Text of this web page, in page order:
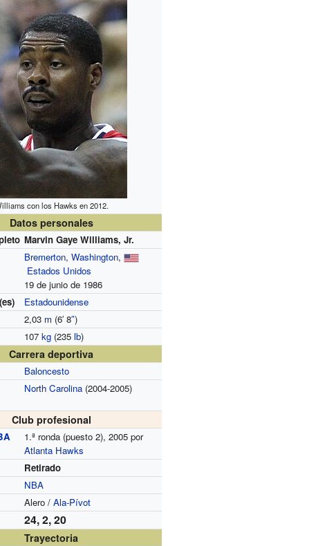
con los Hawks en 2012.
Datos personales
Marvin Gaye Williams, Jr.
Bremerton,Washington,
Estados Unidos
19 de junio de 1986
Estadounidense
2,03 m (6′ 8″)
107kg (235lb)
Carrera deportiva
Baloncesto
North Carolina (2004-2005)
Club profesional
1.ª ronda (puesto 2), 2005 por
Atlanta Hawks
Retirado
NBA
Alero /Ala-Pívot
24, 2, 20
Trayectoria